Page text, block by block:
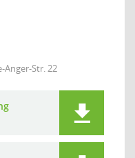
Str. 22